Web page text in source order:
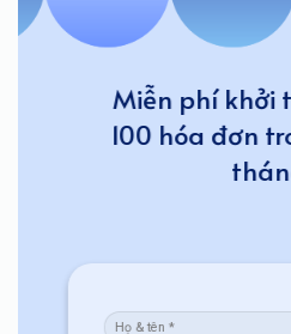
Miễn phí khởi
100 hóa đơn